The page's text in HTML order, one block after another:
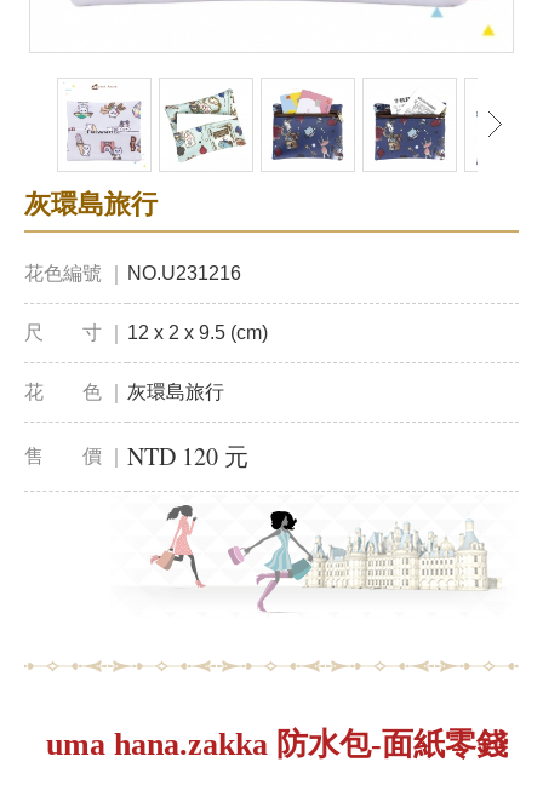
灰環島旅行
花色編號 ｜ NO.U231216
尺 寸 ｜ 12 x 2 x 9.5 (cm)
花 色 ｜ 灰環島旅行
售 價 ｜ NTD 120 元
uma hana.zakka 防水包-面紙零錢